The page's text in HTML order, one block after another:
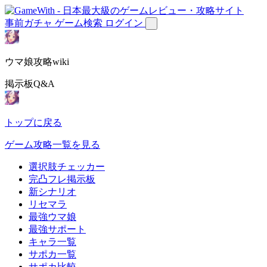
事前ガチャ ゲーム検索 ログイン
ウマ娘攻略wiki
掲示板Q&A
トップに戻る
ゲーム攻略一覧を見る
選択肢チェッカー
完凸フレ掲示板
新シナリオ
リセマラ
最強ウマ娘
最強サポート
キャラ一覧
サポカ一覧